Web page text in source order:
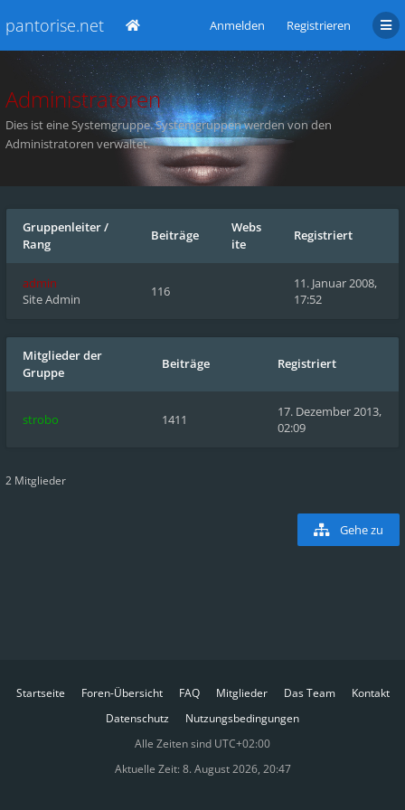
pantorise.net Anmelden Registrieren
Administratoren
Dies ist eine Systemgruppe. Systemgruppen werden von den
Administratoren verwaltet.
Gruppenleiter/
Rang
Beiträge
Webs
ite
Registriert
admin
Site Admin
116
11. Januar 2008,
17:52
Mitglieder der
Gruppe
Beiträge Registriert
strobo 1411
17. Dezember 2013,
02:09
2 Mitglieder
Gehe zu
Startseite Foren-Übersicht FAQ Mitglieder Das Team
Kontakt
Datenschutz
Nutzungsbedingungen
Alle Zeiten sind UTC+02:00
Aktuelle Zeit: 8. August 2026, 20:47